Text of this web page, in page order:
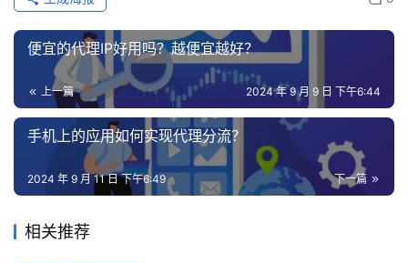
便宜的代理IP好用吗？越便宜越好？
上一篇 2024 年 9 月 9 日 下午6:44
手机上的应用如何实现代理分流？
下一篇
2024 年 9 月 11 日 下午6:49
相关推荐